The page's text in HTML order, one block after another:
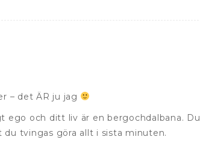
– det ÄR ju jag
ego och ditt liv är en bergochdalbana.
tvingas göra allt i sista minuten.